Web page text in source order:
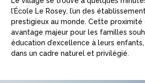
l’École Le Rosey, l’un des
prestigieux au monde. Cette proximité
avantage majeur pour les familles
éducation d’excellence à leurs
dans un cadre naturel et privilégié.